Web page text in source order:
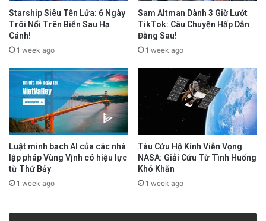
Starship Siêu Tên Lửa: 6 Ngày
Trôi Nổi Trên Biển Sau Hạ
Cánh!
1 week ago
Sam Altman Dành 3 Giờ Lướt
TikTok: Câu Chuyện Hấp Dẫn
Đằng Sau!
1 week ago
Luật minh bạch AI của các nhà
lập pháp Vùng Vịnh có hiệu lực
từ Thứ Bảy
1 week ago
Tàu Cứu Hộ Kính Viễn Vọng
NASA: Giải Cứu Từ Tình Huống
Khó Khăn
1 week ago